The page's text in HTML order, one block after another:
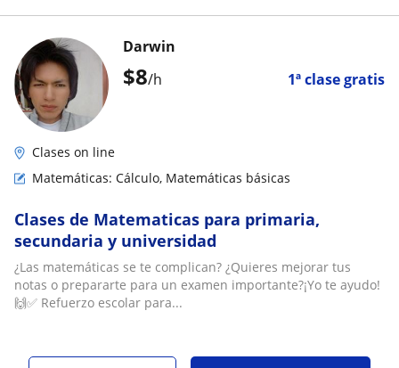
$8/h 1ª clase gratis
Darwin
Clases on line
Matemáticas: Cálculo, Matemáticas básicas
Clases de Matematicas para primaria,
secundaria y universidad
¿Las matemáticas se te complican? ¿Quieres mejorar tus
notas o prepararte para un examen importante?¡Yo te ayudo!
🙌✅ Refuerzo escolar para...